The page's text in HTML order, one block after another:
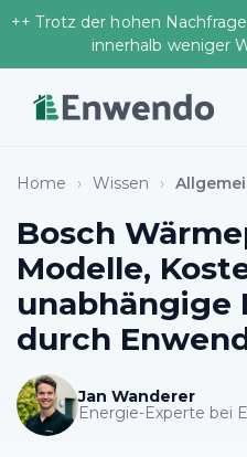
++ Trotz der hohen
innerhalb weniger
Home › Wissen ›
Bosch
Modelle,
unabhängige
durch
Jan Wanderer
Energie-Experte bei